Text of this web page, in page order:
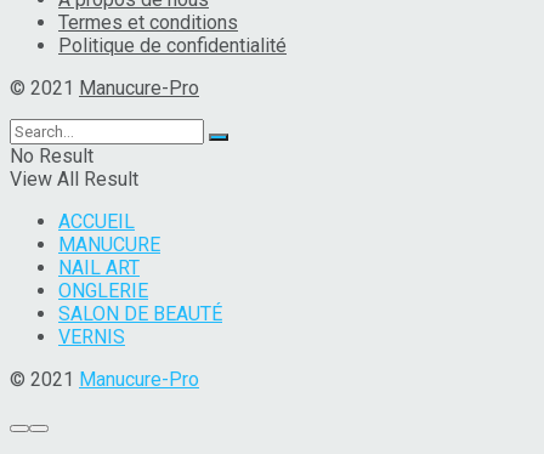
Termes et conditions
Politique de confidentialité
© 2021 Manucure-Pro
No Result
View All Result
ACCUEIL
MANUCURE
NAIL ART
ONGLERIE
SALON DE BEAUTÉ
VERNIS
© 2021 Manucure-Pro